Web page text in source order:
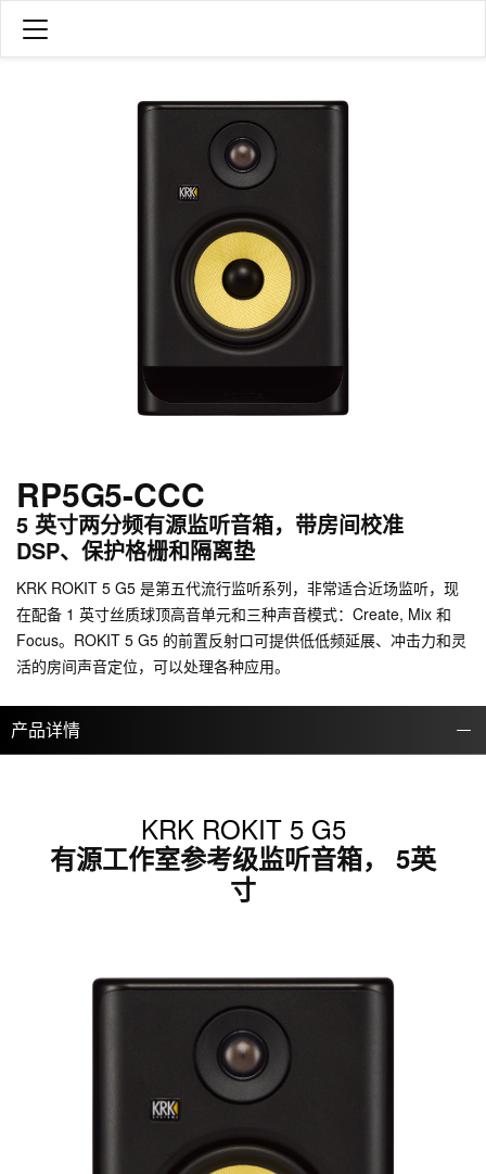
RP5G5-CCC
5 英寸两分频有源监听音箱，带房间校准
DSP、保护格栅和隔离垫
KRK ROKIT 5 G5 是第五代流行监听系列，非常适合近场监听，现
在配备 1 英寸丝质球顶高音单元和三种声音模式：Create, Mix 和
Focus。ROKIT 5 G5 的前置反射口可提供低低频延展、冲击力和灵
活的房间声音定位，可以处理各种应用。
产品详情
KRK ROKIT 5 G5
有源工作室参考级监听音箱， 5英
寸